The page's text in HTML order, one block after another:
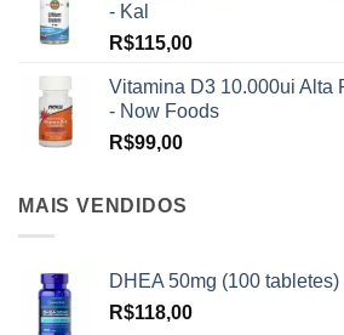
- Kal
R$115,00
Vitamina D3 10.000ui Alta
- Now Foods
R$99,00
MAIS VENDIDOS
DHEA 50mg (100
R$118,00